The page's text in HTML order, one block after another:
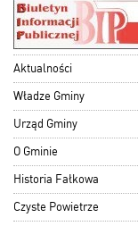
Aktualności
Władze Gminy
Urząd Gminy
O Gminie
Historia Fałkowa
Czyste Powietrze